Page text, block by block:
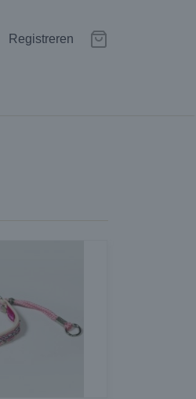
Registreren